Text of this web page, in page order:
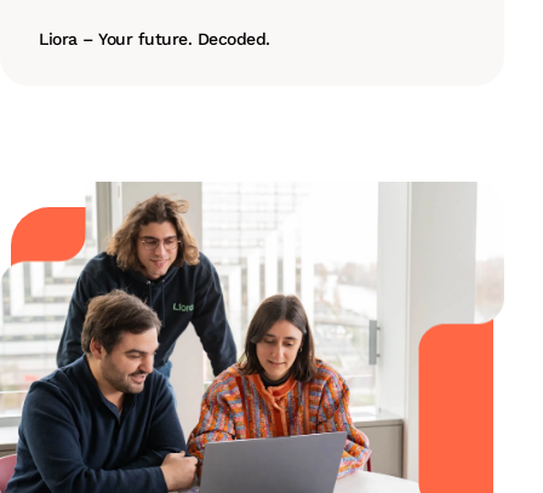
Liora – Your future. Decoded.